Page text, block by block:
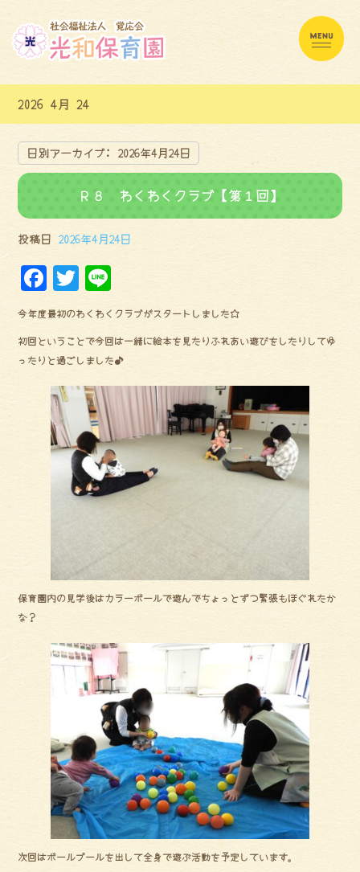
2026 4月 24
日別アーカイブ: 2026年4月24日
Ｒ８ わくわくクラブ【第１回】
投稿日 2026年4月24日
F
a
ce
bo
ok
Tw
it
te
r
ne
今年度最初のわくわくクラブがスタートしました☆
初回ということで今回は一緒に絵本を見たりふれあい遊びをしたりしてゆ
ったりと過ごしました♪
保育園内の見学後はカラーボールで遊んでちょっとずつ緊張もほぐれたか
な？
次回はボールプールを出して全身で遊ぶ活動を予定しています。